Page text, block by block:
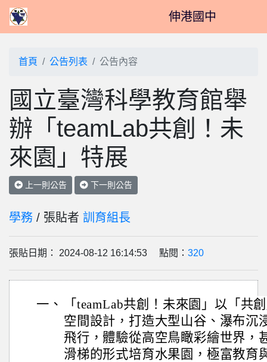
伸港國中
首頁 公告列表 公告內容
國立臺灣科學教育館舉
辦「teamLab共創！未
來園」特展
上一則公告 下一則公告
學務 / 張貼者 訓育組長
張貼日期： 2024-08-12 16:14:53 點閱： 320
一、
「teamLab共創！未來園」以「共
空間設計，打造大型山谷、瀑布沉
飛行，體驗從高空鳥瞰彩繪世界，
滑梯的形式培育水果園，極富教育